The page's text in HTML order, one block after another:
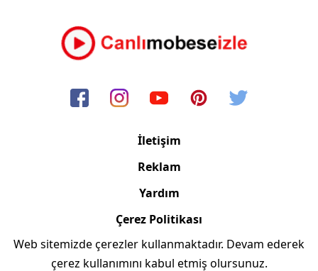
İletişim
Reklam
Yardım
Çerez Politikası
Copyright © 2006/2024 Canlimobeseizle.com
Web sitemizde çerezler kullanmaktadır. Devam ederek
çerez kullanımını kabul etmiş olursunuz.